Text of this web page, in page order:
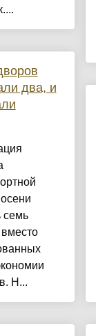
два, и
семь
Н...